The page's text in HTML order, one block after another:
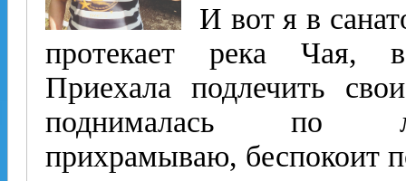
И вот я в
протекает река Чая,
Приехала подлечить
поднималась по
прихрамываю, беспокоит